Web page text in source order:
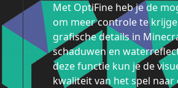
Met OptiFine heb je de
om meer controle te
grafische details in
schaduwen en
deze functie kun je de
kwaliteit van het spel naar